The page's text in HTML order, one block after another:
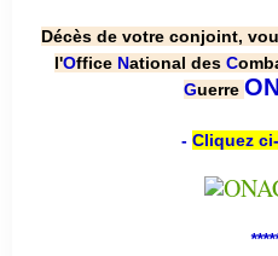
Décès de votre conjoint,
l'Office National des C
Guerre
- Cliquez